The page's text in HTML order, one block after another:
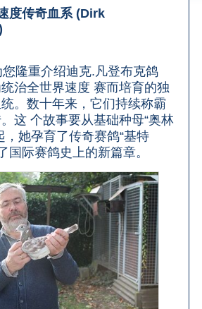
度传奇血系 (Dirk
隆重介绍迪克.凡登布克鸽
治全世界速度 赛而培育的独
。数十年来，它们持续称霸
这 个故事要从基础种母“奥林
，她孕育了传奇赛鸽“基特
国际赛鸽史上的新篇章。